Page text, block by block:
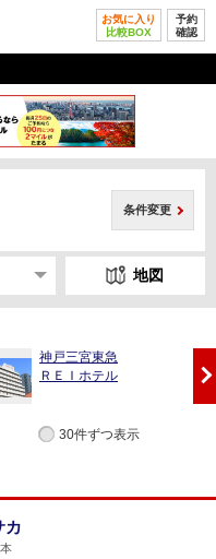
お気に入り
比較BOX
予約
確認
条件変更
地図
次
へ
神戸三宮東急
ＲＥＩホテル
30件ずつ表示
カ